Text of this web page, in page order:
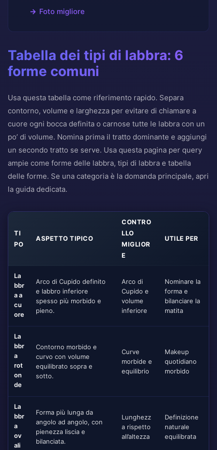
Foto migliore
Tabella dei tipi di labbra: 6
forme comuni
Usa questa tabella come riferimento rapido. Separa
contorno, volume e larghezza per evitare di chiamare a
cuore ogni bocca definita o carnose tutte le labbra con un
po’ di volume. Nomina prima il tratto dominante e aggiungi
un secondo tratto se serve. Usa questa pagina per query
ampie come forme delle labbra, tipi di labbra e tabella
delle forme. Se una categoria è la domanda principale, apri
la guida dedicata.
TI
PO
ASPETTO TIPICO
CONTRO
LLO
MIGLIOR
E
UTILE PER
La
bbr
a a
cu
ore
Arco di Cupido definito
e labbro inferiore
spesso più morbido e
pieno.
Arco di
Cupido e
volume
inferiore
Nominare la
forma e
bilanciare la
matita
La
bbr
a
rot
on
de
Contorno morbido e
curvo con volume
equilibrato sopra e
sotto.
Curve
morbide e
equilibrio
Makeup
quotidiano
morbido
La
bbr
a
ov
ali
Forma più lunga da
angolo ad angolo, con
pienezza liscia e
bilanciata.
Lunghezz
a rispetto
all’altezza
Definizione
naturale
equilibrata